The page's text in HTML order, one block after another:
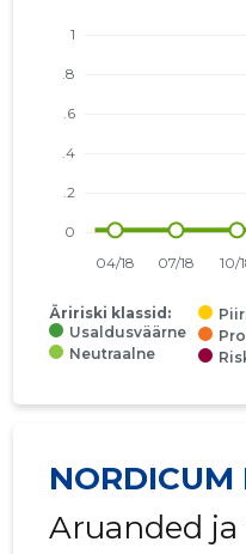
Äririski klassid:
Usaldusväärne
Neutraalne
NORDICUM
Aruanded ja